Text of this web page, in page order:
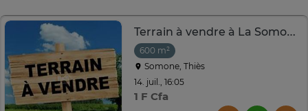
Terrain à vendre à La Somone
600 m²
Somone, Thiès
14. juil., 16:05
1 F Cfa